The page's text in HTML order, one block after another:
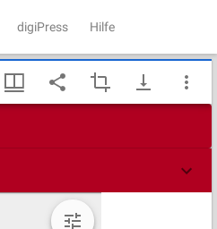
digiPress Hilfe